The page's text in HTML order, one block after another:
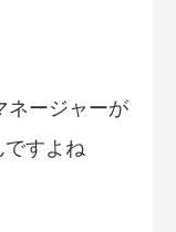
ネージャーが
すよね